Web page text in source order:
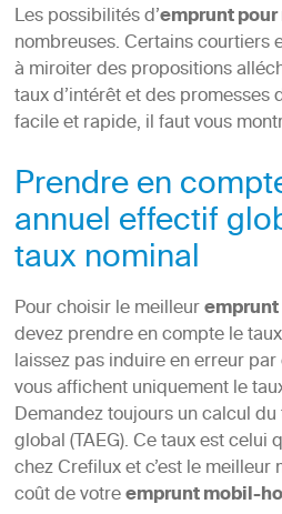
Les possibilités d’emprunt
nombreuses. Certains courtiers
à miroiter des propositions
taux d’intérêt et des promesses
facile et rapide, il faut vous
Prendre en
annuel effectif
taux nominal
Pour choisir le meilleur
devez prendre en compte le
laissez pas induire en erreur
vous affichent uniquement le
Demandez toujours un calcul
global (TAEG). Ce taux est celui
chez Crefilux et c’est le
coût de votreemprunt mobil-